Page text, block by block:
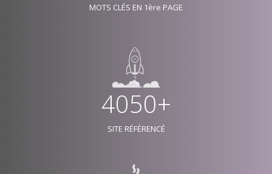
MOTS CLÉS EN 1ère PAGE
4050+
SITE RÉFÉRENCÉ